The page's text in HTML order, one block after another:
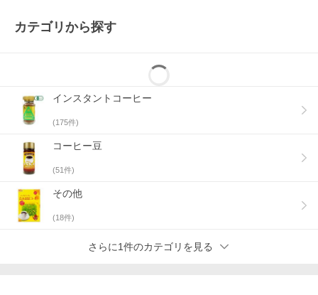
カテゴリから探す
インスタントコーヒー
(175件)
コーヒー豆
(51件)
その他
(18件)
さらに1件のカテゴリを見る